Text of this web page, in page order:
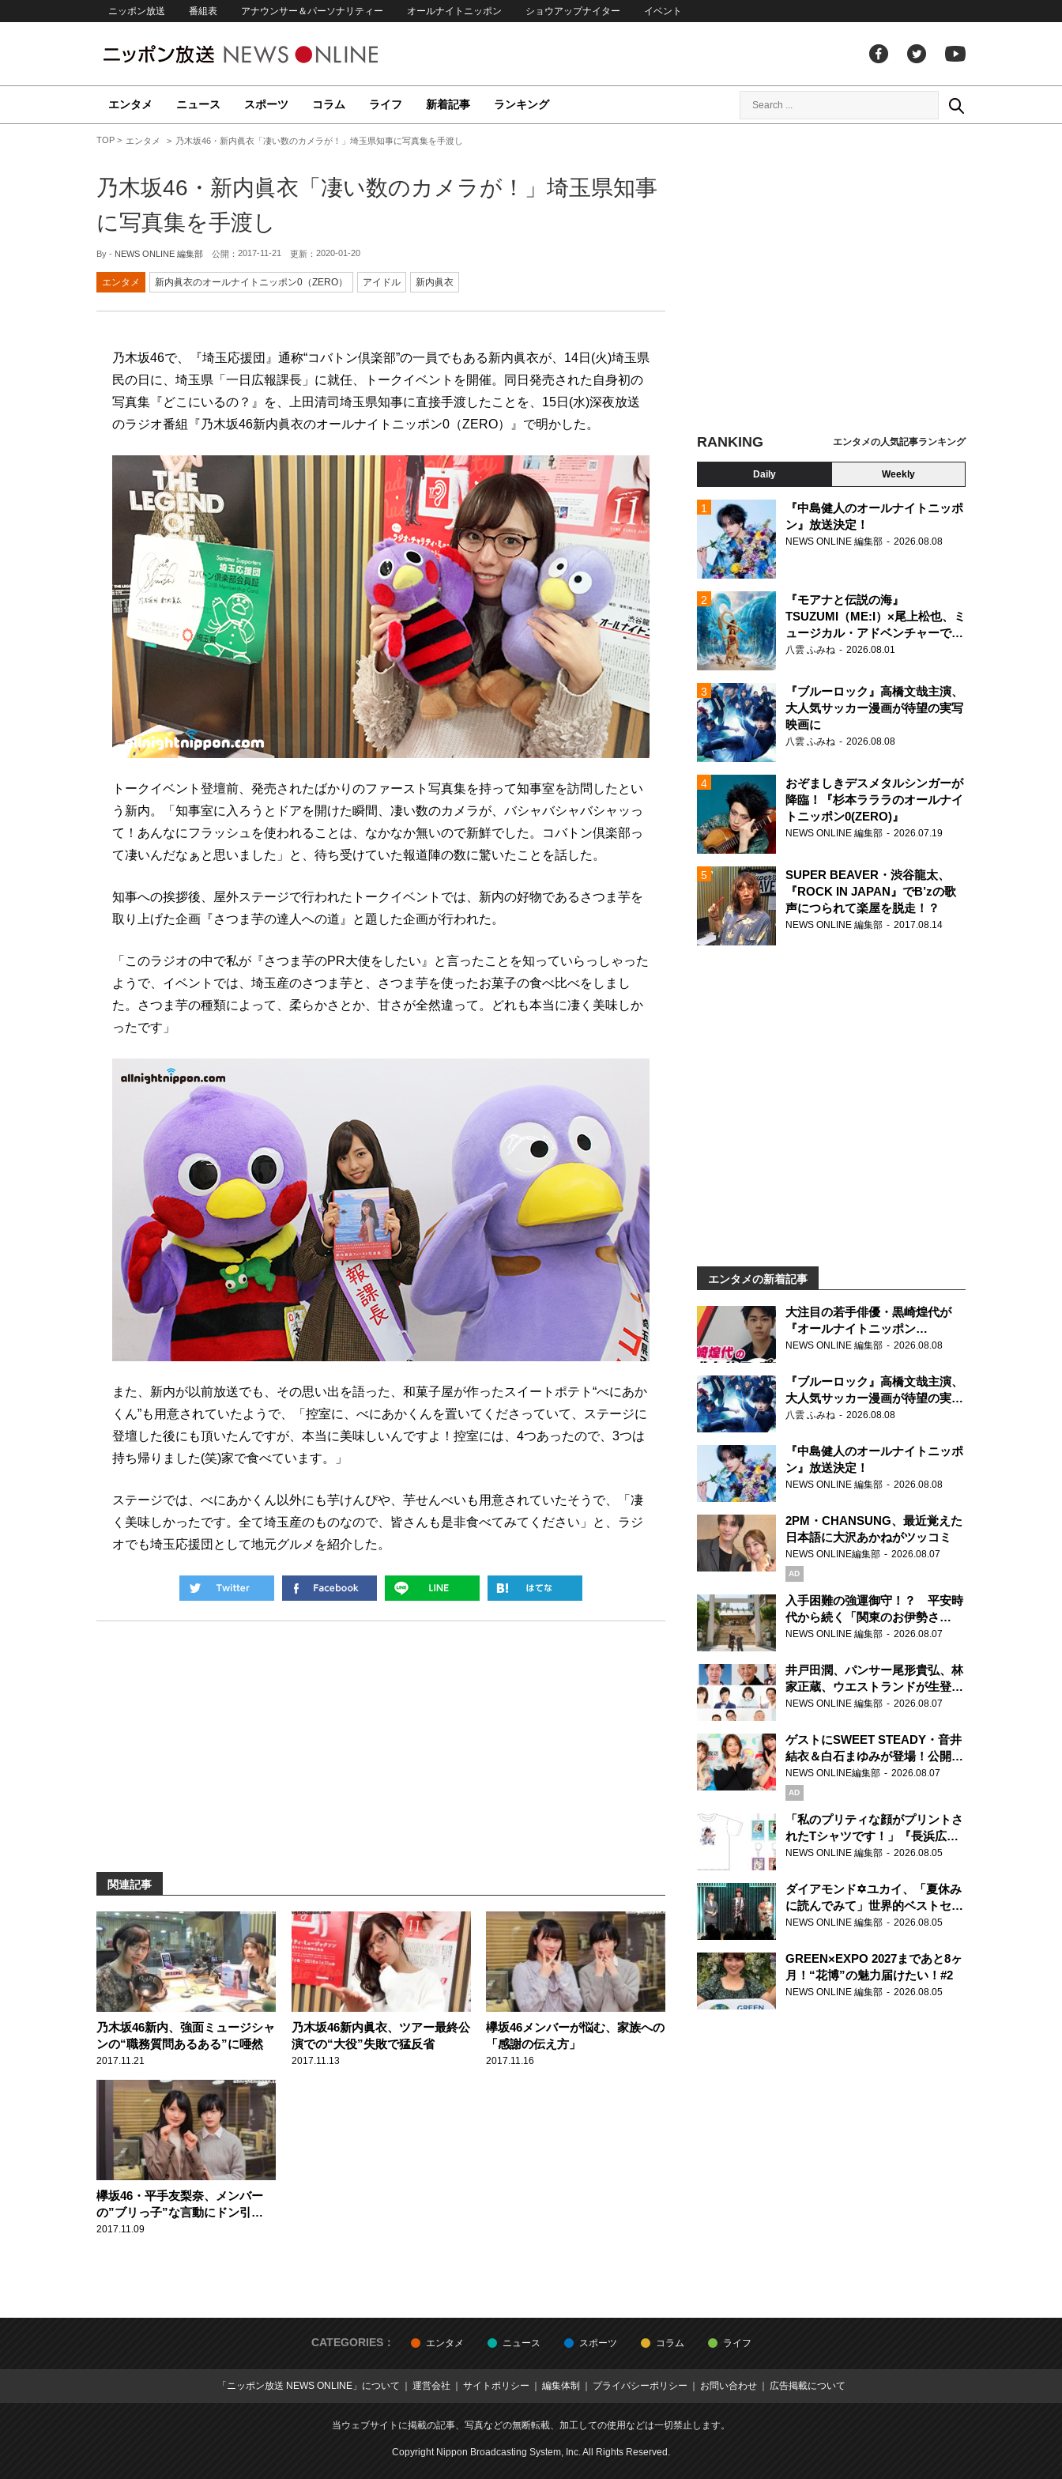
ニッポン放送 番組表 アナウンサー＆パーソナリティー オールナイトニッポン ショウアップナイター イベント
エンタメ ニュース スポーツ コラム ライフ 新着記事 ランキング
TOP エンタメ 乃木坂46・新内眞衣「凄い数のカメラが！」埼玉県知事に写真集を手渡し
乃木坂46・新内眞衣「凄い数のカメラが！」埼玉県知事
に写真集を手渡し
By - NEWS ONLINE 編集部 公開： 2017-11-21 更新： 2020-01-20
エンタメ 新内眞衣のオールナイトニッポン0（ZERO） アイドル 新内眞衣
乃木坂46で、『埼玉応援団』通称“コバトン倶楽部”の一員でもある新内眞衣が、14日(火)埼玉県
民の日に、埼玉県「一日広報課長」に就任、トークイベントを開催。同日発売された自身初の
写真集『どこにいるの？』を、上田清司埼玉県知事に直接手渡したことを、15日(水)深夜放送
のラジオ番組『乃木坂46新内眞衣のオールナイトニッポン0（ZERO）』で明かした。
トークイベント登壇前、発売されたばかりのファースト写真集を持って知事室を訪問したとい
う新内。「知事室に入ろうとドアを開けた瞬間、凄い数のカメラが、バシャバシャバシャッっ
て！あんなにフラッシュを使われることは、なかなか無いので新鮮でした。コバトン倶楽部っ
て凄いんだなぁと思いました」と、待ち受けていた報道陣の数に驚いたことを話した。
知事への挨拶後、屋外ステージで行われたトークイベントでは、新内の好物であるさつま芋を
取り上げた企画『さつま芋の達人への道』と題した企画が行われた。
「このラジオの中で私が『さつま芋のPR大使をしたい』と言ったことを知っていらっしゃった
ようで、イベントでは、埼玉産のさつま芋と、さつま芋を使ったお菓子の食べ比べをしまし
た。さつま芋の種類によって、柔らかさとか、甘さが全然違って。どれも本当に凄く美味しか
ったです」
また、新内が以前放送でも、その思い出を語った、和菓子屋が作ったスイートポテト“べにあか
くん”も用意されていたようで、「控室に、べにあかくんを置いてくださっていて、ステージに
登壇した後にも頂いたんですが、本当に美味しいんですよ！控室には、4つあったので、3つは
持ち帰りました(笑)家で食べています。」
ステージでは、べにあかくん以外にも芋けんぴや、芋せんべいも用意されていたそうで、「凄
く美味しかったです。全て埼玉産のものなので、皆さんも是非食べてみてください」と、ラジ
オでも埼玉応援団として地元グルメを紹介した。
関連記事
乃木坂46新内、強面ミュージシャ
ンの“職務質問あるある”に唖然
2017.11.21
乃木坂46新内眞衣、ツアー最終公
演での“大役”失敗で猛反省
2017.11.13
欅坂46メンバーが悩む、家族への
「感謝の伝え方」
2017.11.16
欅坂46・平手友梨奈、メンバー
の”ブリっ子”な言動にドン引
き！？
2017.11.09
RANKING エンタメの人気記事ランキング
Daily Weekly
『中島健人のオールナイトニッポ
ン』放送決定！
NEWS ONLINE 編集部 2026.08.08
『モアナと伝説の海』
TSUZUMI（ME:I）×尾上松也、ミ
ュージカル・アドベンチャーで美
声を響かせる
八雲 ふみね 2026.08.01
『ブルーロック』高橋文哉主演、
大人気サッカー漫画が待望の実写
映画に
八雲 ふみね 2026.08.08
おぞましきデスメタルシンガーが
降臨！『杉本ラララのオールナイ
トニッポン0(ZERO)』
NEWS ONLINE 編集部 2026.07.19
SUPER BEAVER・渋谷龍太、
『ROCK IN JAPAN』でB’zの歌
声につられて楽屋を脱走！？
NEWS ONLINE 編集部 2017.08.14
エンタメの新着記事
大注目の若手俳優・黒崎煌代が
『オールナイトニッポン
0(ZERO)』に初登場「今からとて
NEWS ONLINE 編集部 2026.08.08
『ブルーロック』高橋文哉主演、
大人気サッカー漫画が待望の実写
映画に
八雲 ふみね 2026.08.08
『中島健人のオールナイトニッポ
ン』放送決定！
NEWS ONLINE 編集部 2026.08.08
2PM・CHANSUNG、最近覚えた
日本語に大沢あかねがツッコミ
NEWS ONLINE編集部 2026.08.07
AD
入手困難の強運御守！？ 平安時
代から続く「関東のお伊勢さ
ま」、芝大神宮にてランパンプス
NEWS ONLINE 編集部 2026.08.07
井戸田潤、パンサー尾形貴弘、林
家正蔵、ウエストランドが生登
場！『ラジオビバリー昼ズ』
NEWS ONLINE 編集部 2026.08.07
ゲストにSWEET STEADY・音井
結衣＆白石まゆみが登場！公開収
録で素顔全開！
NEWS ONLINE編集部 2026.08.07
AD
「私のプリティな顔がプリントさ
れたTシャツです！」『長浜広奈
天下無双』初の番組グッズ発売
NEWS ONLINE 編集部 2026.08.05
ダイアモンド✡ユカイ、「夏休み
に読んでみて」世界的ベストセラ
ー『アナスタシア』を紹介
NEWS ONLINE 編集部 2026.08.05
GREEN×EXPO 2027まであと8ヶ
月！“花博”の魅力届けたい！#2
NEWS ONLINE 編集部 2026.08.05
CATEGORIES： エンタメ ニュース スポーツ コラム ライフ
「ニッポン放送 NEWS ONLINE」について 運営会社 サイトポリシー 編集体制 プライバシーポリシー お問い合わせ 広告掲載について
当ウェブサイトに掲載の記事、写真などの無断転載、加工しての使用などは一切禁止します。
Copyright Nippon Broadcasting System, Inc. All Rights Reserved.